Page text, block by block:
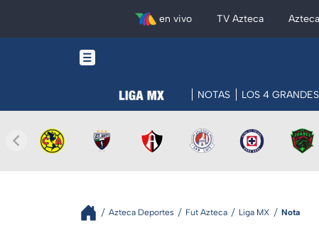
en vivo TV Azteca
NOTAS LOS 4 GRANDES
Azteca Deportes Fut Azteca Liga MX Nota